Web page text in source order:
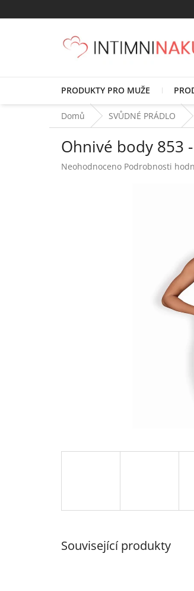
na
PRODUKTY PRO MUŽE
Domů SVŮDNÉ PRÁDLO
Ohnivé body 853
Průměrné
Neohodnoceno Podrobnosti
Související produkty